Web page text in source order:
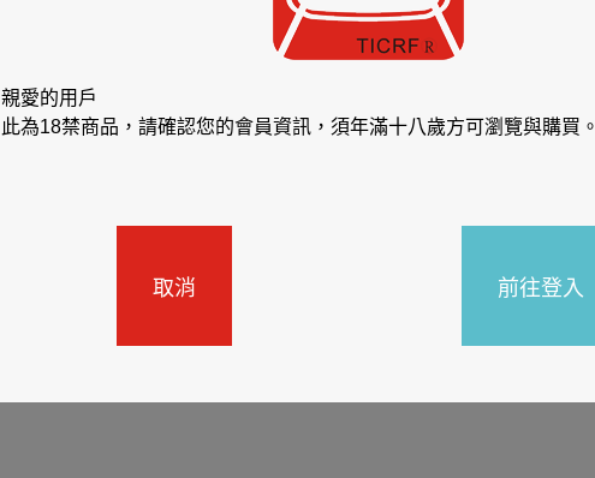
親愛的用戶
此為18禁商品，請確認您的會員資訊，須年滿十八歲方可瀏覽與購買。
取消 前往登入